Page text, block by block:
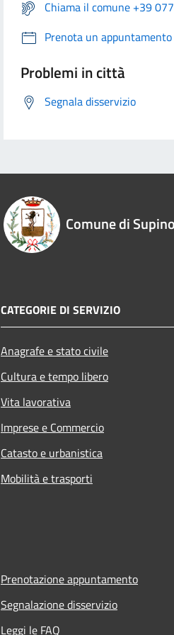
Chiama il comune +39
Prenota un appuntamento
Problemi in città
Segnala disservizio
Comune di Supino
CATEGORIE DI SERVIZIO
Anagrafe e stato civile
Cultura e tempo libero
Vita lavorativa
Imprese e Commercio
Catasto e urbanistica
Mobilità e trasporti
Prenotazione appuntamento
Segnalazione disservizio
Leggi le FAQ